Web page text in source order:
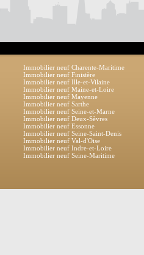
Immobilier neuf Charente-Maritime
Immobilier neuf Finistère
Immobilier neuf Ille-et-Vilaine
Immobilier neuf Maine-et-Loire
Immobilier neuf Mayenne
Immobilier neuf Sarthe
Immobilier neuf Seine-et-Marne
Immobilier neuf Deux-Sèvres
Immobilier neuf Essonne
Immobilier neuf Seine-Saint-Denis
Immobilier neuf Val-d'Oise
Immobilier neuf Indre-et-Loire
Immobilier neuf Seine-Maritime